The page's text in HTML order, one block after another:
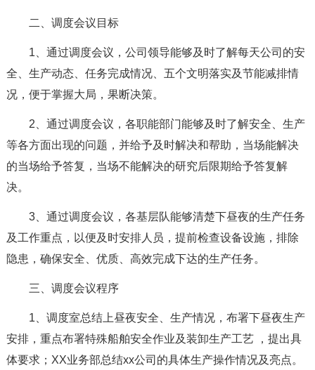
二、调度会议目标
1、通过调度会议，公司领导能够及时了解每天公司的安
全、生产动态、任务完成情况、五个文明落实及节能减排情
况，便于掌握大局，果断决策。
2、通过调度会议，各职能部门能够及时了解安全、生产
等各方面出现的问题，并给予及时解决和帮助，当场能解决
的当场给予答复，当场不能解决的研究后限期给予答复解
决。
3、通过调度会议，各基层队能够清楚下昼夜的生产任务
及工作重点，以便及时安排人员，提前检查设备设施，排除
隐患，确保安全、优质、高效完成下达的生产任务。
三、调度会议程序
1、调度室总结上昼夜安全、生产情况，布署下昼夜生产
安排，重点布署特殊船舶安全作业及装卸生产工艺 ，提出具
体要求；XX业务部总结xx公司的具体生产操作情况及亮点。